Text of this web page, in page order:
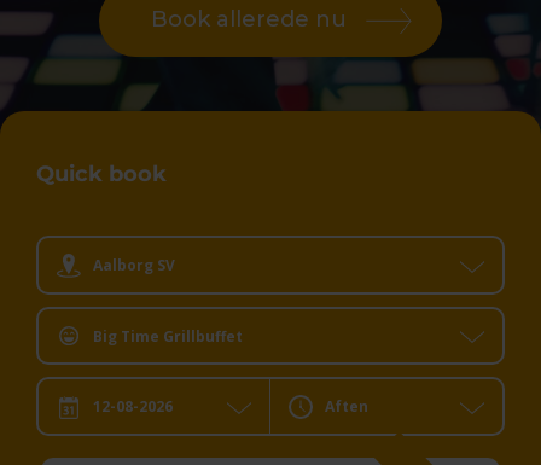
Book allerede nu
Quick book
Aalborg SV
Big Time Grillbuffet
Dato: Dit valg:
Aften